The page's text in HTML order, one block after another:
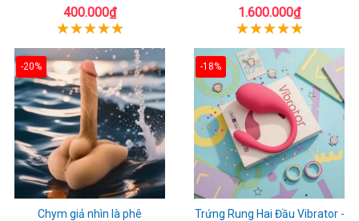
400.000₫ 1.600.000₫
-20%
Chym giả nhìn là phê
-18%
Trứng Rung Hai Đầu Vibrator -